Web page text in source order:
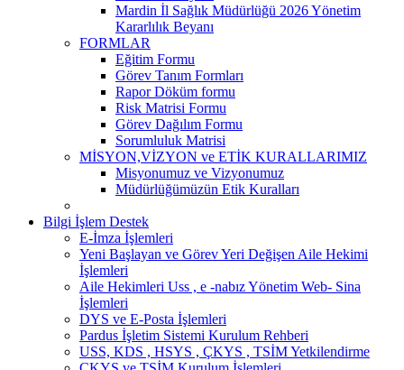
Mardin İl Sağlık Müdürlüğü 2026 Yönetim
Kararlılık Beyanı
FORMLAR
Eğitim Formu
Görev Tanım Formları
Rapor Döküm formu
Risk Matrisi Formu
Görev Dağılım Formu
Sorumluluk Matrisi
MİSYON,VİZYON ve ETİK KURALLARIMIZ
Misyonumuz ve Vizyonumuz
Müdürlüğümüzün Etik Kuralları
Bilgi İşlem Destek
E-İmza İşlemleri
Yeni Başlayan ve Görev Yeri Değişen Aile Hekimi
İşlemleri
Aile Hekimleri Uss , e -nabız Yönetim Web- Sina
İşlemleri
DYS ve E-Posta İşlemleri
Pardus İşletim Sistemi Kurulum Rehberi
USS, KDS , HSYS , ÇKYS , TSİM Yetkilendirme